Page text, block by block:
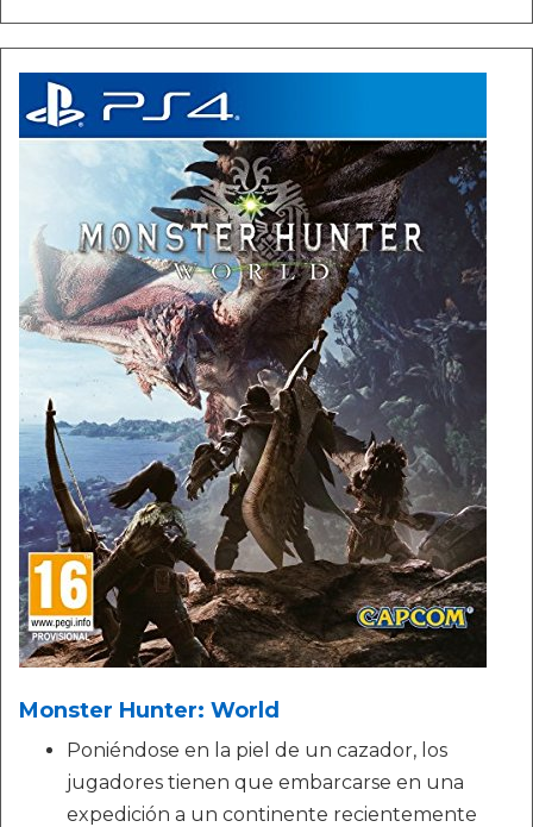
Monster Hunter: World
Poniéndose en la piel de un cazador, los
jugadores tienen que embarcarse en una
expedición a un continente recientemente